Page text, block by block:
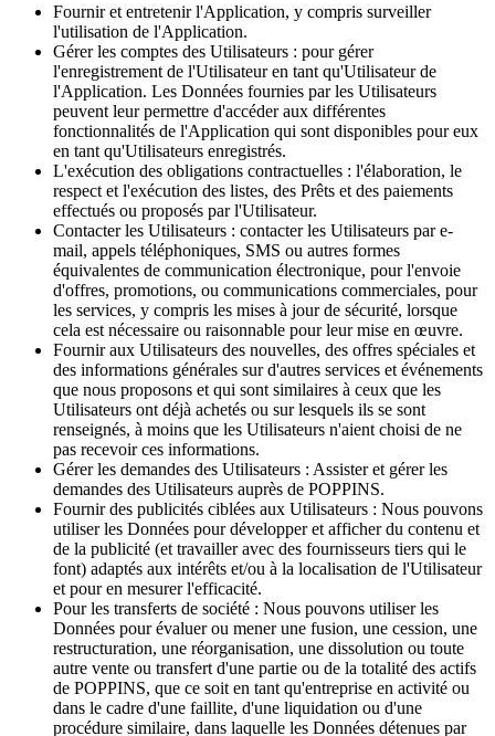
Fournir et entretenir l'Application, y compris surveiller
l'utilisation de l'Application.
Gérer les comptes des Utilisateurs : pour gérer
l'enregistrement de l'Utilisateur en tant qu'Utilisateur de
l'Application. Les Données fournies par les Utilisateurs
peuvent leur permettre d'accéder aux différentes
fonctionnalités de l'Application qui sont disponibles pour eux
en tant qu'Utilisateurs enregistrés.
L'exécution des obligations contractuelles : l'élaboration, le
respect et l'exécution des listes, des Prêts et des paiements
effectués ou proposés par l'Utilisateur.
Contacter les Utilisateurs : contacter les Utilisateurs par e-
mail, appels téléphoniques, SMS ou autres formes
équivalentes de communication électronique, pour l'envoie
d'offres, promotions, ou communications commerciales, pour
les services, y compris les mises à jour de sécurité, lorsque
cela est nécessaire ou raisonnable pour leur mise en œuvre.
Fournir aux Utilisateurs des nouvelles, des offres spéciales et
des informations générales sur d'autres services et événements
que nous proposons et qui sont similaires à ceux que les
Utilisateurs ont déjà achetés ou sur lesquels ils se sont
renseignés, à moins que les Utilisateurs n'aient choisi de ne
pas recevoir ces informations.
Gérer les demandes des Utilisateurs : Assister et gérer les
demandes des Utilisateurs auprès de POPPINS.
Fournir des publicités ciblées aux Utilisateurs : Nous pouvons
utiliser les Données pour développer et afficher du contenu et
de la publicité (et travailler avec des fournisseurs tiers qui le
font) adaptés aux intérêts et/ou à la localisation de l'Utilisateur
et pour en mesurer l'efficacité.
Pour les transferts de société : Nous pouvons utiliser les
Données pour évaluer ou mener une fusion, une cession, une
restructuration, une réorganisation, une dissolution ou toute
autre vente ou transfert d'une partie ou de la totalité des actifs
de POPPINS, que ce soit en tant qu'entreprise en activité ou
dans le cadre d'une faillite, d'une liquidation ou d'une
procédure similaire, dans laquelle les Données détenues par